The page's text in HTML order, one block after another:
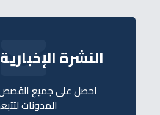
النشرة
احصل على جميع القصص
المدونات